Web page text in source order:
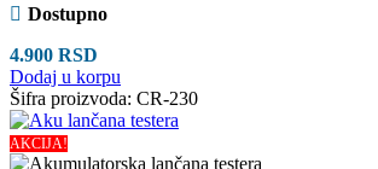
Dostupno
4.900 RSD
Dodaj u korpu
Šifra proizvoda: CR-230
AKCIJA!